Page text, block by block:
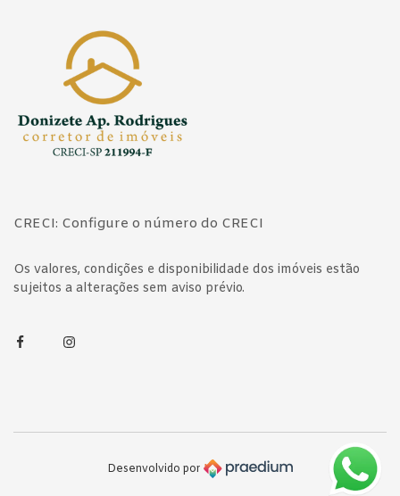
CRECI: Configure o número do CRECI
Os valores, condições e disponibilidade dos imóveis estão
sujeitos a alterações sem aviso prévio.
FacebookInstagram
Desenvolvido por